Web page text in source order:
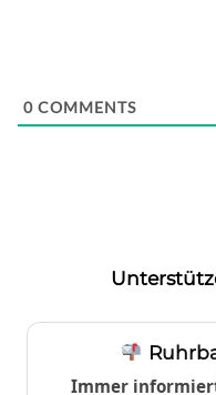
0 COMMENTS
Immer